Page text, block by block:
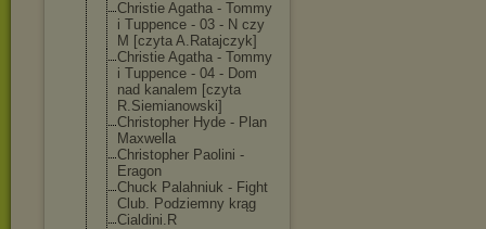
Christie Agatha - Tommy
i Tuppence - 03 - N czy
M [czyta A.Ratajczyk]
Christie Agatha - Tommy
i Tuppence - 04 - Dom
nad kanalem [czyta
R.Siemianowski]
Christopher Hyde - Plan
Maxwella
Christopher Paolini -
Eragon
Chuck Palahniuk - Fight
Club. Podziemny krąg
Cialdini.R